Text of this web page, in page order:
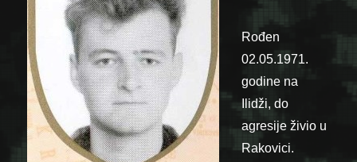
Rođen
02.05.1971.
godine na
Ilidži, do
agresije živio u
Rakovici.